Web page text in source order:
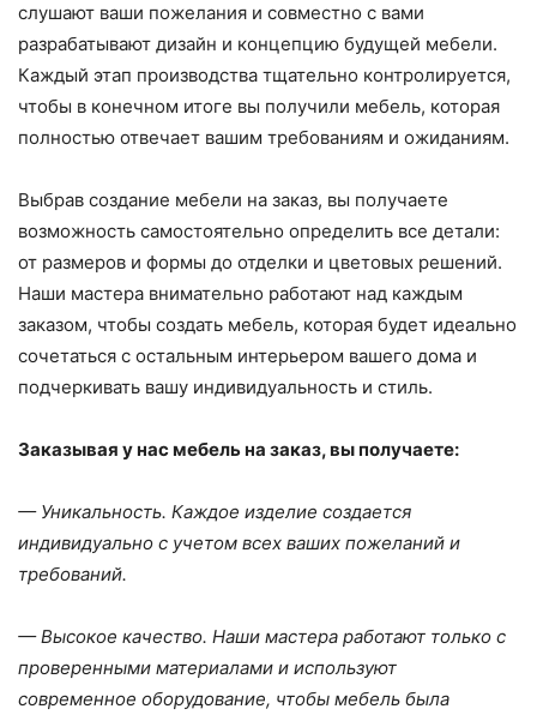
слушают ваши пожелания и совместно с вами
разрабатывают дизайн и концепцию будущей мебели.
Каждый этап производства тщательно контролируется,
чтобы в конечном итоге вы получили мебель, которая
полностью отвечает вашим требованиям и ожиданиям.
Выбрав создание мебели на заказ, вы получаете
возможность самостоятельно определить все детали:
от размеров и формы до отделки и цветовых решений.
Наши мастера внимательно работают над каждым
заказом, чтобы создать мебель, которая будет идеально
сочетаться с остальным интерьером вашего дома и
подчеркивать вашу индивидуальность и стиль.
Заказывая у нас мебель на заказ, вы получаете:
— Уникальность. Каждое изделие создается
индивидуально с учетом всех ваших пожеланий и
требований.
— Высокое качество. Наши мастера работают только с
проверенными материалами и используют
современное оборудование, чтобы мебель была